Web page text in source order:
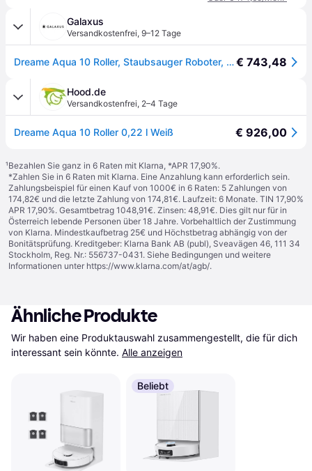
Galaxus
Versandkostenfrei, 9–12 Tage
Dreame Aqua 10 Roller, Staubsauger Roboter, Weiss€ 743,48
Hood.de
Versandkostenfrei, 2–4 Tage
Dreame Aqua 10 Roller 0,22 l Weiß € 926,00
¹Bezahlen Sie ganz in 6 Raten mit Klarna, *APR 17,90%.
*Zahlen Sie in 6 Raten mit Klarna. Eine Anzahlung kann erforderlich sein.
Zahlungsbeispiel für einen Kauf von 1000€ in 6 Raten: 5 Zahlungen von
174,82€ und die letzte Zahlung von 174,81€. Laufzeit: 6 Monate. TIN 17,90%
APR 17,90%. Gesamtbetrag 1048,91€. Zinsen: 48,91€. Dies gilt nur für in
Österreich lebende Personen über 18 Jahre. Vorbehaltlich der Zustimmung
von Klarna. Mindestkaufbetrag 25€ und Höchstbetrag abhängig von der
Bonitätsprüfung. Kreditgeber: Klarna Bank AB (publ), Sveavägen 46, 111 34
Stockholm, Reg. Nr.: 556737-0431. Siehe Bedingungen und weitere
Informationen unter https://www.klarna.com/at/agb/.
Ähnliche Produkte
Wir haben eine Produktauswahl zusammengestellt, die für dich
interessant sein könnte. Alle anzeigen
Beliebt